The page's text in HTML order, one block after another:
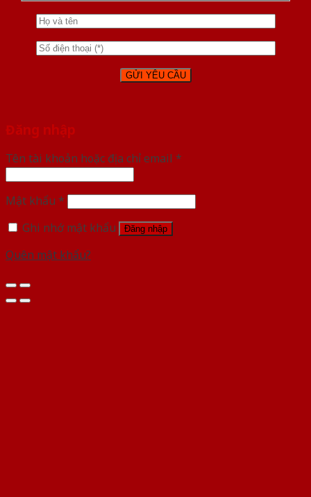
Đăng nhập
Tên tài khoản hoặc địa chỉ email *
Mật khẩu *
Ghi nhớ mật khẩu
Đăng nhập
Quên mật khẩu?